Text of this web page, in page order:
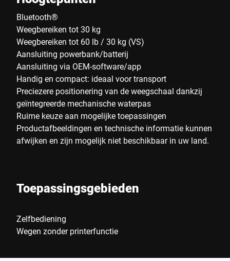
Bluetooth®
Weegbereiken tot 30 kg
Weegbereiken tot 60 lb / 30 kg (VS)
Aansluiting powerbank/batterij
Aansluiting via OEM-software/app
Handig en compact: ideaal voor transport
Preciezere positionering van de weegschaal dankzij
geïntegreerde mechanische waterpas
Ruime keuze aan mogelijke toepassingen
Productafbeeldingen en technische informatie kunnen
afwijken en zijn mogelijk niet beschikbaar in uw land.
Toepassingsgebieden
Zelfbediening
Wegen zonder printerfunctie